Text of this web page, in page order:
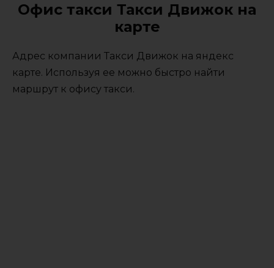
Офис такси Такси Движок на
карте
Адрес компании Такси Движок на яндекс
карте. Используя ее можно быстро найти
маршрут к офису такси.